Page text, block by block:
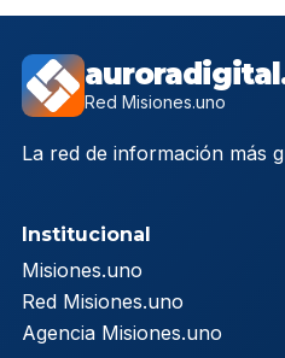
Red Misiones.uno
La red de información más
Institucional
Misiones.uno
Red Misiones.uno
Agencia Misiones.uno